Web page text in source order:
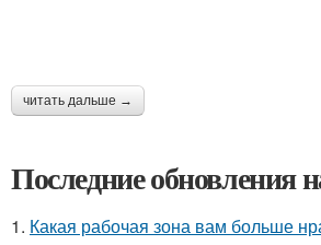
читать дальше →
Последние обновления
1. Какая рабочая зона вам больше